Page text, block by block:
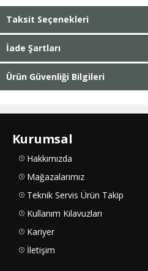
Taksit Seçenekleri
İade Şartları
Ürün Güvenliği Bilgileri
Kurumsal
Hakkımızda
Mağazalarımız
Teknik Servis Ürün Takip
Kullanım Kılavuzları
Kariyer
İletişim